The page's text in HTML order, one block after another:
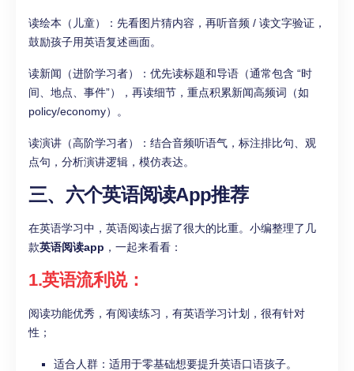
读绘本（儿童）：先看图片猜内容，再听音频 / 读文字验证，
鼓励孩子用英语复述画面。​
读新闻（进阶学习者）：优先读标题和导语（通常包含 “时
间、地点、事件”），再读细节，重点积累新闻高频词（如
policy/economy）。​
读演讲（高阶学习者）：结合音频听语气，标注排比句、观
点句，分析演讲逻辑，模仿表达。
三、 六个英语阅读App推荐
在英语学习中，英语阅读占据了很大的比重。小编整理了几
款英语阅读app ，一起来看看：
1.英语流利说：
阅读功能优秀，有阅读练习，有英语学习计划，很有针对
性；
适合人群：适用于零基础想要提升英语口语孩子。